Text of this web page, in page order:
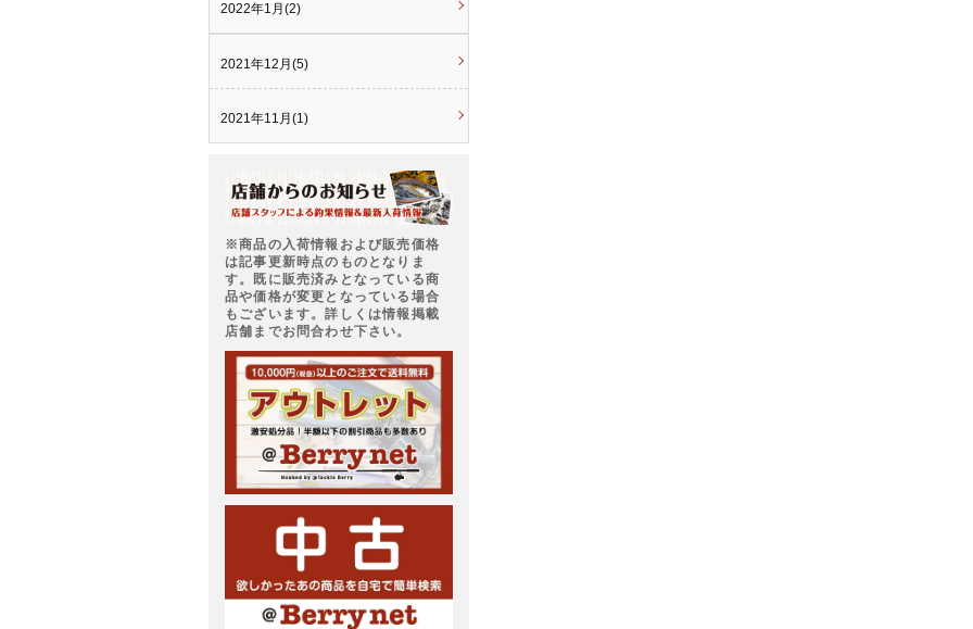
2022年1月(2)
2021年12月(5)
2021年11月(1)
※商品の入荷情報および販売価格
は記事更新時点のものとなりま
す。既に販売済みとなっている商
品や価格が変更となっている場合
もございます。詳しくは情報掲載
店舗までお問合わせ下さい。